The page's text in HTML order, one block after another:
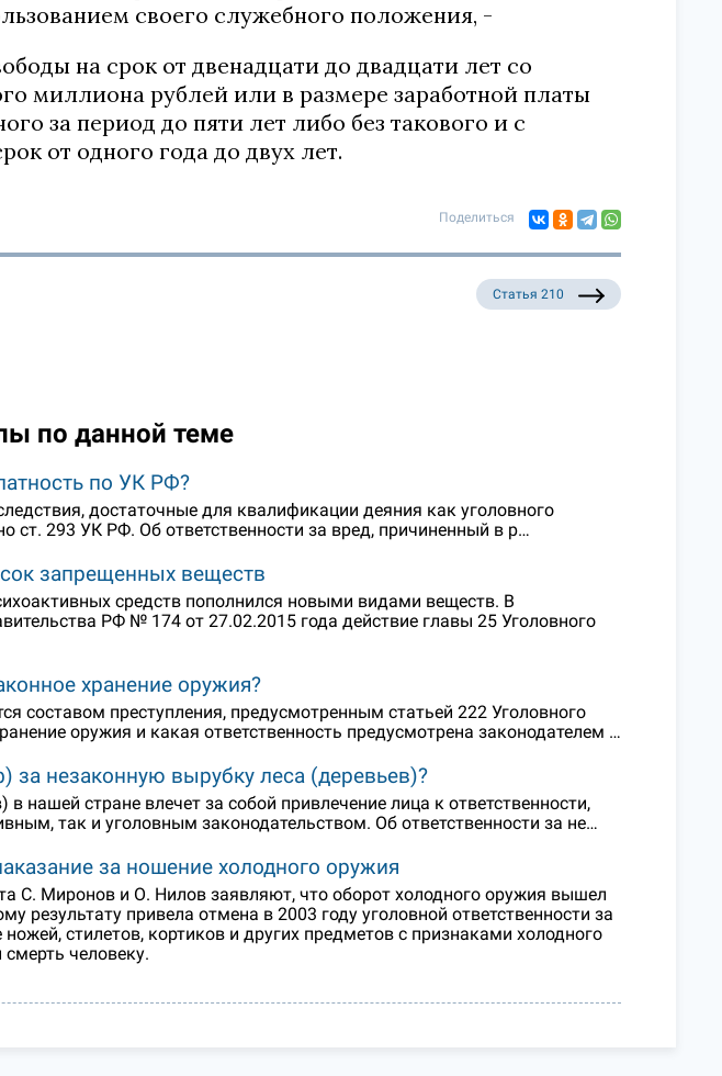
своего служебного положения, -
на срок от двенадцати до двадцати лет со
миллиона рублей или в размере заработной платы
за период до пяти лет либо без такового и с
от одного года до двух лет.
Поделиться
Статья 210
по данной теме
по УК РФ?
достаточные для квалификации деяния как уголовного
ст. 293 УК РФ. Об ответственности за вред, причиненный в р…
запрещенных веществ
средств пополнился новыми видами веществ. В
РФ № 174 от 27.02.2015 года действие главы 25 Уголовного
хранение оружия?
составом преступления, предусмотренным статьей 222 Уголовного
оружия и какая ответственность предусмотрена законодателем …
за незаконную вырубку леса (деревьев)?
нашей стране влечет за собой привлечение лица к ответственности,
так и уголовным законодательством. Об ответственности за не…
за ношение холодного оружия
С. Миронов и О. Нилов заявляют, что оборот холодного оружия вышел
результату привела отмена в 2003 году уголовной ответственности за
стилетов, кортиков и других предметов с признаками холодного
человеку.